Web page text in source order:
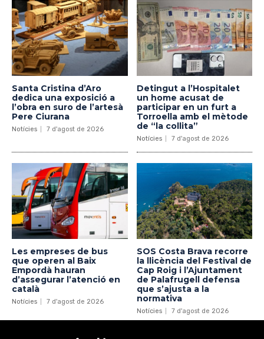
Santa Cristina d’Aro
dedica una exposició a
l’obra en suro de l’artesà
Pere Ciurana
Notícies 7 d'agost de 2026
Detingut a l’Hospitalet
un home acusat de
participar en un furt a
Torroella amb el mètode
de “la collita”
Notícies 7 d'agost de 2026
Les empreses de bus
que operen al Baix
Empordà hauran
d’assegurar l’atenció en
català
Notícies 7 d'agost de 2026
SOS Costa Brava recorre
la llicència del Festival de
Cap Roig i l’Ajuntament
de Palafrugell defensa
que s’ajusta a la
normativa
Notícies 7 d'agost de 2026